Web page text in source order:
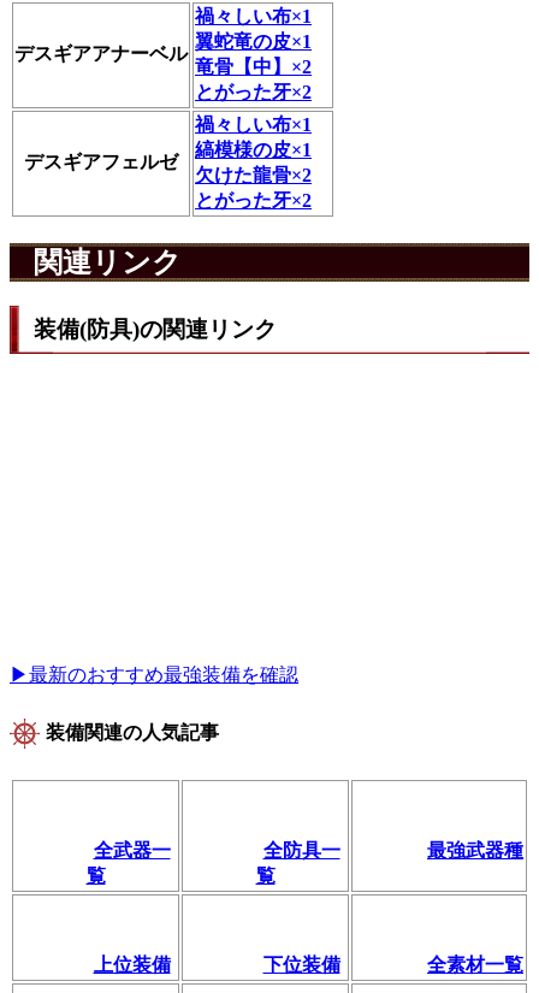
デスギアアナーベル
禍々しい布×1
翼蛇竜の皮×1
竜骨【中】×2
とがった牙×2
デスギアフェルゼ
禍々しい布×1
縞模様の皮×1
欠けた龍骨×2
とがった牙×2
関連リンク
装備(防具)の関連リンク
▶最新のおすすめ最強装備を確認
装備関連の人気記事
全武器一
覧
全防具一
覧
最強武器種
上位装備 下位装備 全素材一覧